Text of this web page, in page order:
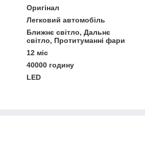
Оригінал
Легковий автомобіль
Ближнє світло, Дальнє
світло, Протитуманні фари
12 міс
40000 годину
LED